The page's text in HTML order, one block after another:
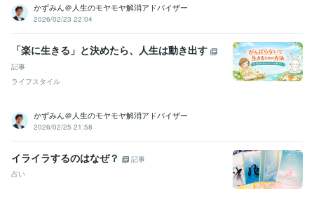
かずみん＠人生のモヤモヤ解消アドバイザー
2026/02/23 22:04
「楽に生きる」と決めたら、人生は動き出す
記事
ライフスタイル
かずみん＠人生のモヤモヤ解消アドバイザー
2026/02/25 21:58
イライラするのはなぜ？
記事
占い